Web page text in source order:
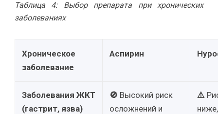
Таблица 4: Выбор препарата при хронических
заболеваниях
Хроническое
заболевание
Аспирин
Заболевания ЖКТ
(гастрит, язва)
🚫 Высокий риск
осложнений и
⚠️